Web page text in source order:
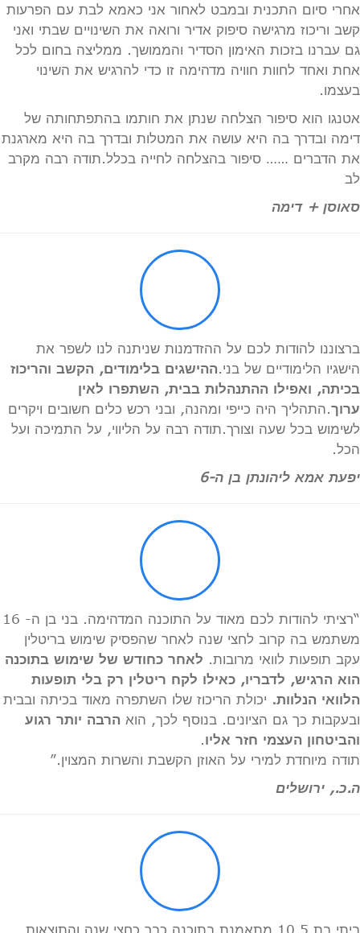
אחרי סיום התכנית ובמבט לאחור אני כאמא לבת עם הפרעות
קשב וריכוז מרגישה סיפוק אדיר ורואה את השינויים שבתי ואני
גם עברנו בזכות האימון הסדיר והממושך. ממליצה בחום לכל
אחת ואחד לחוות חוויה מדהימה זו כדי להרגיש את השינוי
בעצמו.
אטנגו הוא סיפור הצלחה שנתן את חותמו בהתפתחותה של
דימה ובדרך בה היא עושה את המטלות ובדרך בה היא מארגנת
את הדברים …… סיפור בהצלחה לחייה בכלל.תודה רבה מקרב
לב
סאוסן + דימה
ברצוננו להודות לכם על ההזדמנות שניתנה לנו לשפר את
הישגיו הלימודיים של בני.ההישגים בלימודים, הקשב והריכוז
בכיתה, ואפילו ההתנהלות בבית, השתפרו לאין
ערוך.התהליך היה כייפי ומהנה, ובני רכש כלים חשובים ויקרים
לשימוש בכל שעה וצורך.תודה רבה על הליווי, על התמיכה ועל
הכל.
יפעת אמא ליהונתן בן ה-6
“רציתי להודות לכם מאוד על התוכנה המדהימה. בני בן ה- 16
משתמש בה קרוב לחצי שנה לאחר שהפסיק שימוש בריטלין
עקב תופעות לוואי מרובות. לאחר כחודש של שימוש בתוכנה
הוא הרגיש, לדבריו, כאילו לקח ריטלין רק בלי תופעות
הלוואי הנלוות. יכולת הריכוז שלו השתפרה מאוד בכיתה ובבית
ובעקבות כך גם הציונים. בנוסף לכך, הוא הרבה יותר רגוע
והביטחון העצמי חזר אליו.
תודה מיוחדת למירי על האוזן הקשבת והשרות המצוין.”
ה.כ., ירושלים
ביתי בת 10.5 מתאמנת בתוכנה כבר כחצי שנה והתוצאות